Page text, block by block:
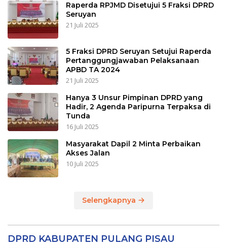
Raperda RPJMD Disetujui 5 Fraksi DPRD
Seruyan
21 Juli 2025
5 Fraksi DPRD Seruyan Setujui Raperda
Pertanggungjawaban Pelaksanaan
APBD TA 2024
21 Juli 2025
Hanya 3 Unsur Pimpinan DPRD yang
Hadir, 2 Agenda Paripurna Terpaksa di
Tunda
16 Juli 2025
Masyarakat Dapil 2 Minta Perbaikan
Akses Jalan
10 Juli 2025
Selengkapnya
DPRD KABUPATEN PULANG PISAU